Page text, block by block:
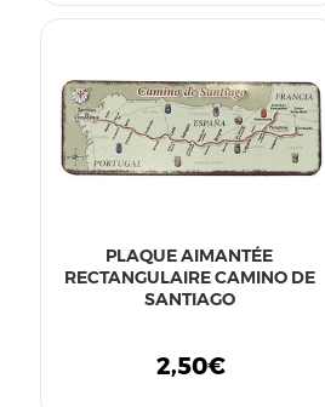
PLAQUE AIMANTÉE
RECTANGULAIRE CAMINO DE
SANTIAGO
2,50€